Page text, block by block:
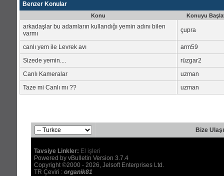
Benzer Konular
Konu Konuyu
arkadaşlar bu adamların kullandığı yemin adını bilen
varmı
çupra
canlı yem ile Levrek avı
arm59
Sizede yemin....
rüzgar2
Canlı Kameralar
uzman
Taze mi Canlı mı ??
uzman
Bize
Tavsiye Linkler: El işleri
Powered by vBulletin Version 3.7.4
Copyright ©2000 - 2026, Jelsoft Enterprises Ltd.
TR Çeviri : organik81